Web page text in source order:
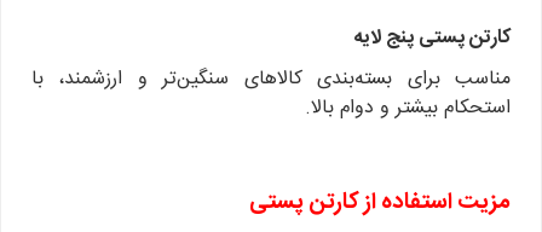
کارتن پستی پنج لایه
مناسب برای بسته‌بندی کالاهای سنگین‌تر و ارزشمند، با
استحکام بیشتر و دوام بالا.
مزیت استفاده از کارتن پستی